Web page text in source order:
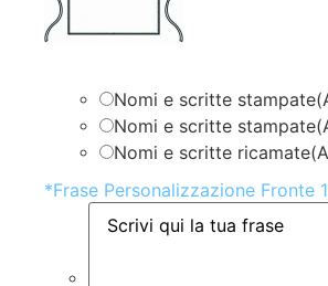
Nomi e scritte
Nomi e scritte
Nomi e scritte
*Frase Personalizzazione Fronte